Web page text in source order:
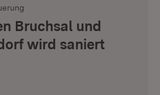
Bruchsal und
wird saniert